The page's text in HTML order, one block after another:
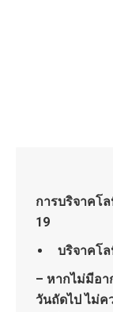
การบริจาคโ
19
บริจาคโ
– หากไม่มีอา
วันถัดไป ไม่ค